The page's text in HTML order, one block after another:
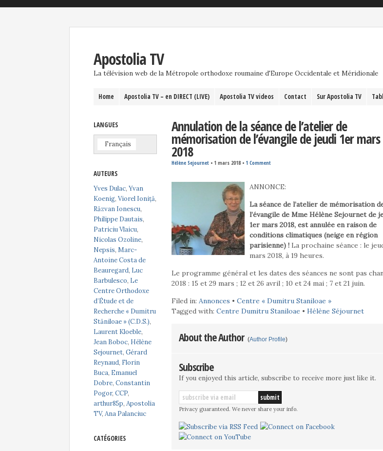
Apostolia TV
La télévision web de la Métropole orthodoxe roumaine d'Europe Occidentale et Méridionale
Home Apostolia TV – en DIRECT (LIVE) Apostolia TV videos Contact Sur Apostolia TV
Annulation de la séance de l’atelier de
mémorisation de l’évangile de jeudi 1er mars
2018
Hélène Sejournet • 1 mars 2018 • 1 Comment
ANNONCE:
La séance de l’atelier de mémorisation
l’évangile de Mme Hélène Sejournet de
1er mars 2018, est annulée en raison de
conditions climatiques (neige en région
parisienne) ! La prochaine séance : le
mars 2018, à 19 heures.
Le programme général et les dates des séances ne sont pas
2018 : 15 et 29 mars ; 12 et 26 avril ; 10 et 24 mai ; 7 et 21 juin.
Filed in:Annonces •Centre « Dumitru Staniloae »
Tagged with:Centre Dumitru Staniloae •Hélène Séjournet
About the Author (Author Profile)
Subscribe
If you enjoyed this article, subscribe to receive more just like it.
Privacy guaranteed. We never share your info.
LANGUES
Français
AUTEURS
Yves Dulac, Yvan
Koenig, Viorel Ioniță,
Răzvan Ionescu,
Philippe Dautais,
Patriciu Vlaicu,
Nicolas Ozoline,
Nepsis, Marc-
Antoine Costa de
Beauregard, Luc
Barbulesco, Le
Centre Orthodoxe
d’Étude et de
Recherche « Dumitru
Stăniloae » (C.D.S.),
Laurent Kloeble,
Jean Boboc, Hélène
Sejournet, Gérard
Reynaud, Florin
Buca, Emanuel
Dobre, Constantin
Pogor, CCP,
arthur85p, Apostolia
TV, Ana Palanciuc
CATÉGORIES